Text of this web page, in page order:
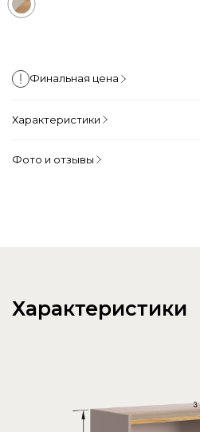
Финальная цена
Характеристики
Фото и отзывы
Характеристики